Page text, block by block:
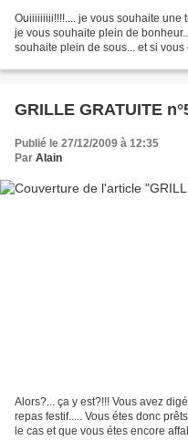
Ouiiiiiiiii!!!!.... je vous souhaite une
je vous souhaite plein de
souhaite plein de sous... et si
GRILLE GRATUITE
Publié le 27/12/2009 à 12:35
Par Alain
Alors?... ça y est?!!! Vous avez
repas festif..... Vous étes donc
le cas et que vous étes encore